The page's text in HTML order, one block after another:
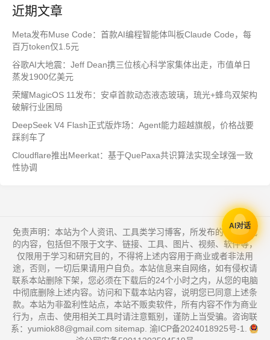
近期文章
Meta发布Muse Code：首款AI编程智能体叫板Claude Code，每
百万token仅1.5元
谷歌AI大地震：Jeff Dean携三位核心科学家集体出走，市值单日
蒸发1900亿美元
荣耀MagicOS 11发布：安卓首款动态液态玻璃，琉光+蜂鸟双架构
破解行业困局
DeepSeek V4 Flash正式版炸场：Agent能力超越旗舰，价格战要
踩刹车了
Cloudflare推出Meerkat：基于QuePaxa共识算法实现全球强一致
性协调
免责声明：本站为个人资讯、工具类学习博客，所发布的一切形式
的内容，包括但不限于文字、链接、工具、图片、视频、软件等，
仅限用于学习和研究目的，不得将上述内容用于商业或者非法用
途，否则，一切后果请用户自负。本站信息来自网络，如有侵权请
联系本站删除下架，您必须在下载后的24个小时之内，从您的电脑
中彻底删除上述内容。访问和下载本站内容，说明您已同意上述条
款。本站为非盈利性站点，本站不贩卖软件，所有内容不作为商业
行为，点击、使用相关工具时请注意甄别，谨防上当受骗。咨询联
系：yumiok88@gmail.com sitemap 渝ICP备2024018925号-1
AI对话